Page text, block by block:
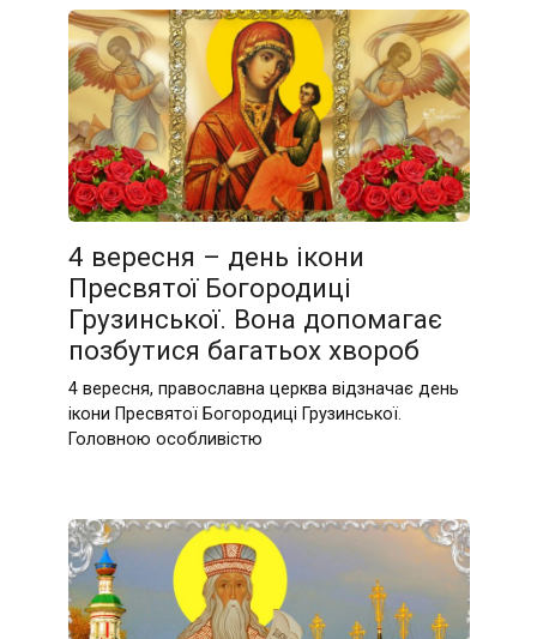
4 вересня – день ікони
Пресвятої Богородиці
Грузинської. Вона допомагає
позбутися багатьох хвороб
4 вересня, православна церква відзначає день
ікони Пресвятої Богородиці Грузинської.
Головною особливістю